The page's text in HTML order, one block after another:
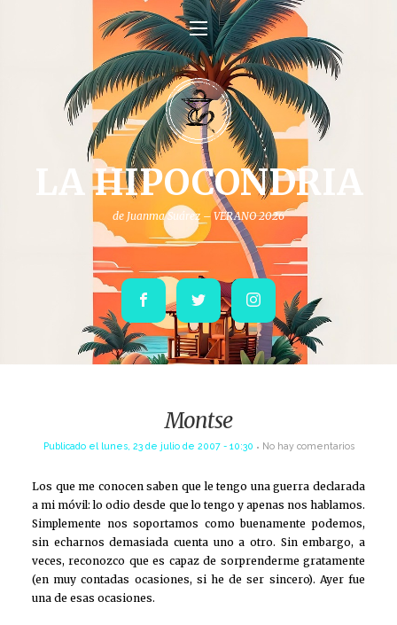
LA HIPOCONDRIA
de Juanma Suárez – VERANO 2026
Facebook Twitter Instagram
Montse
Publicado el lunes, 23 de julio de 2007 - 10:30 No hay comentarios
Los que me conocen saben que le tengo una guerra declarada
a mi móvil: lo odio desde que lo tengo y apenas nos hablamos.
Simplemente nos soportamos como buenamente podemos,
sin echarnos demasiada cuenta uno a otro. Sin embargo, a
veces, reconozco que es capaz de sorprenderme gratamente
(en muy contadas ocasiones, si he de ser sincero). Ayer fue
una de esas ocasiones.